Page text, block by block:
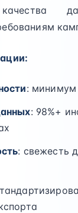
качества
: минимум
: 98%+
: свежесть